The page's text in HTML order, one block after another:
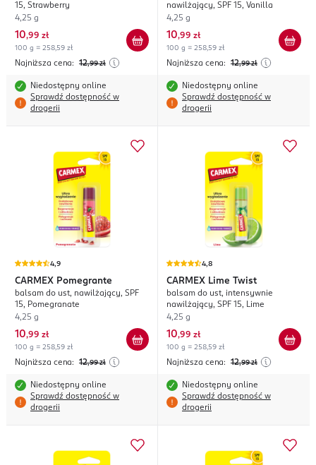
15, Strawberry
4,25 g
10,99 zł
100 g = 258,59 zł
Najniższa cena: 12,99 zł
Niedostępny online
Sprawdź dostępność w
drogerii
nawilżający, SPF 15, Vanilla
4,25 g
10,99 zł
100 g = 258,59 zł
Najniższa cena: 12,99 zł
Niedostępny online
Sprawdź dostępność w
drogerii
4,9
CARMEX Pomegrante
balsam do ust, nawilżający, SPF
15, Pomegranate
4,25 g
10,99 zł
100 g = 258,59 zł
Najniższa cena: 12,99 zł
Niedostępny online
Sprawdź dostępność w
drogerii
4,8
CARMEX Lime Twist
balsam do ust, intensywnie
nawilżający, SPF 15, Lime
4,25 g
10,99 zł
100 g = 258,59 zł
Najniższa cena: 12,99 zł
Niedostępny online
Sprawdź dostępność w
drogerii